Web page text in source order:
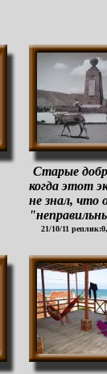
Старые
когда этот
не знал, что
21/10/11